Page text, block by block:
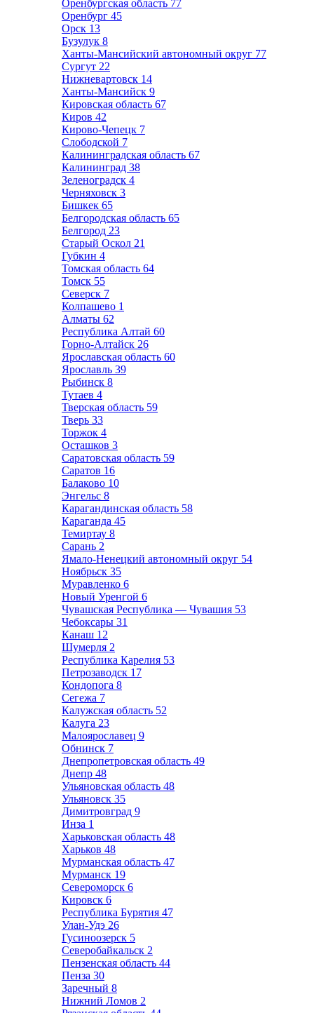
Оренбургская область 77
Оренбург 45
Орск 13
Бузулук 8
Ханты-Мансийский автономный округ 77
Сургут 22
Нижневартовск 14
Ханты-Мансийск 9
Кировская область 67
Киров 42
Кирово-Чепецк 7
Слободской 7
Калининградская область 67
Калининград 38
Зеленоградск 4
Черняховск 3
Бишкек 65
Белгородская область 65
Белгород 23
Старый Оскол 21
Губкин 4
Томская область 64
Томск 55
Северск 7
Колпашево 1
Алматы 62
Республика Алтай 60
Горно-Алтайск 26
Ярославская область 60
Ярославль 39
Рыбинск 8
Тутаев 4
Тверская область 59
Тверь 33
Торжок 4
Осташков 3
Саратовская область 59
Саратов 16
Балаково 10
Энгельс 8
Карагандинская область 58
Караганда 45
Темиртау 8
Сарань 2
Ямало-Ненецкий автономный округ 54
Ноябрьск 35
Муравленко 6
Новый Уренгой 6
Чувашская Республика — Чувашия 53
Чебоксары 31
Канаш 12
Шумерля 2
Республика Карелия 53
Петрозаводск 17
Кондопога 8
Сегежа 7
Калужская область 52
Калуга 23
Малоярославец 9
Обнинск 7
Днепропетровская область 49
Днепр 48
Ульяновская область 48
Ульяновск 35
Димитровград 9
Инза 1
Харьковская область 48
Харьков 48
Мурманская область 47
Мурманск 19
Североморск 6
Кировск 6
Республика Бурятия 47
Улан-Удэ 26
Гусиноозерск 5
Северобайкальск 2
Пензенская область 44
Пенза 30
Заречный 8
Нижний Ломов 2